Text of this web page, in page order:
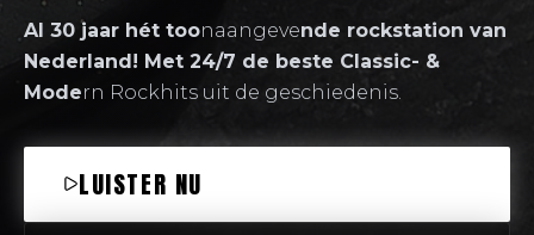
Al 30 jaar hét toonaangevende rockstation van
Nederland! Met 24/7 de beste Classic- &
Modern Rockhits uit de geschiedenis.
LUISTER NU